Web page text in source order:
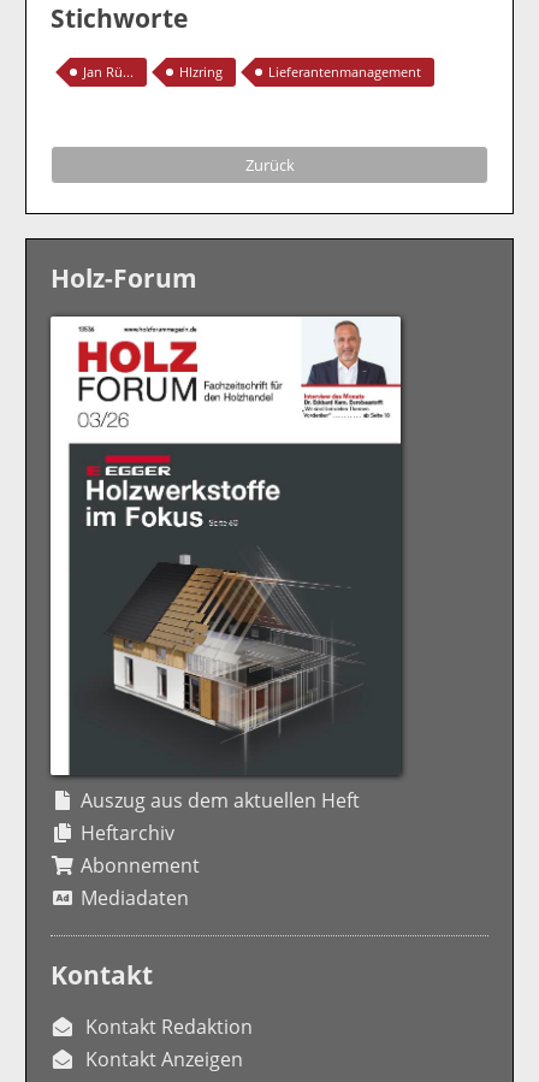
Stichworte
Jan Rü... Hlzring Lieferantenmanagement
Zurück
Holz-Forum
Auszug aus dem aktuellen Heft
Heftarchiv
Abonnement
Mediadaten
Kontakt
Kontakt Redaktion
Kontakt Anzeigen